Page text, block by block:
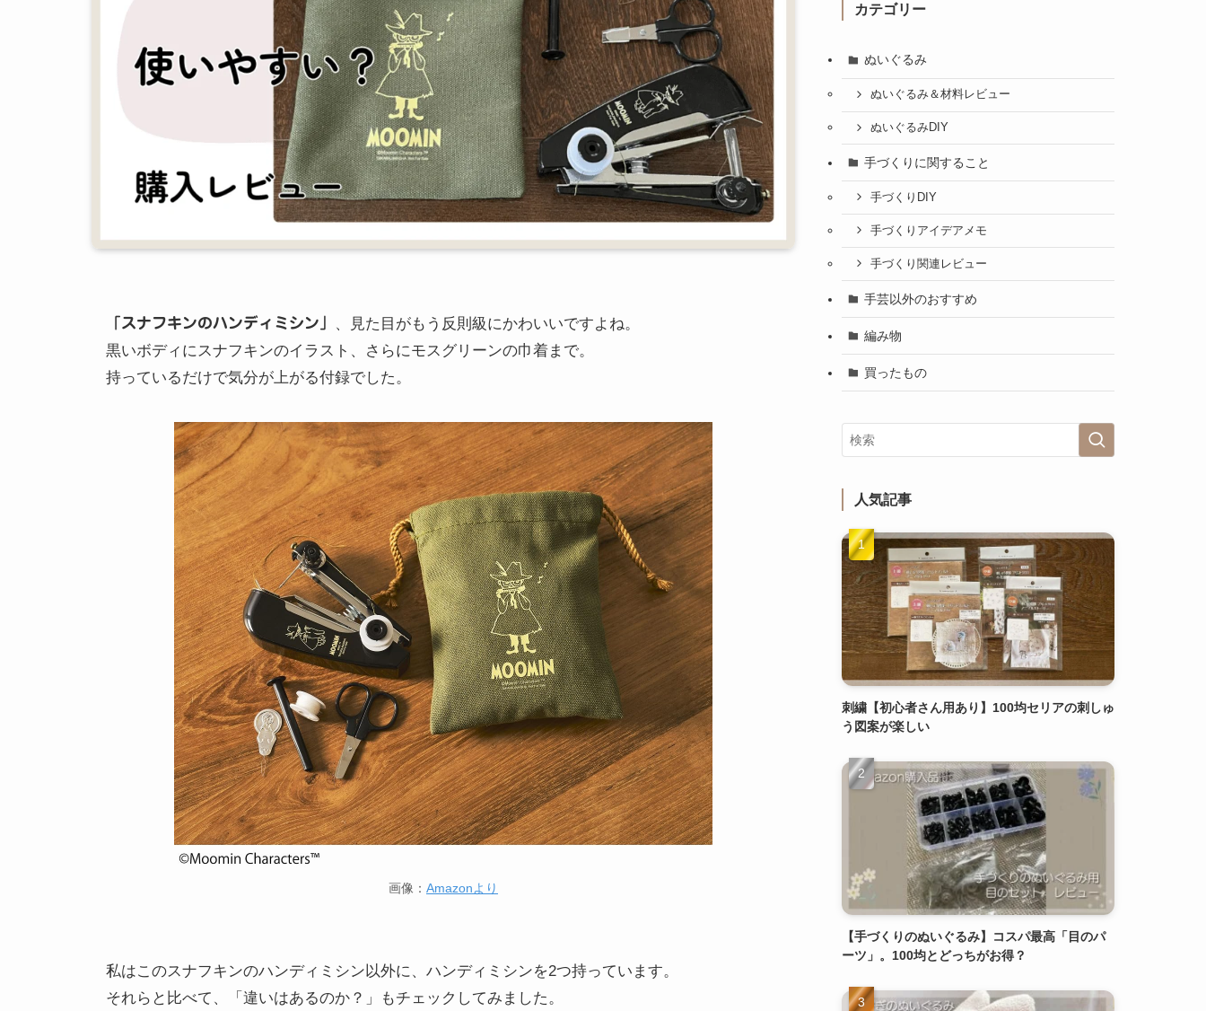
「スナフキンのハンディミシン」
、見た目がもう反則級にかわいいですよね。
黒いボディにスナフキンのイラスト、さらにモスグリーンの巾着まで。
持っているだけで気分が上がる付録でした。
画像： Amazonより
私はこのスナフキンのハンディミシン以外に、ハンディミシンを2つ持っています。
それらと比べて、「違いはあるのか？」もチェックしてみました。
カテゴリー
ぬいぐるみ
ぬいぐるみ＆材料レビュー
ぬいぐるみDIY
手づくりに関すること
手づくりDIY
手づくりアイデアメモ
手づくり関連レビュー
手芸以外のおすすめ
編み物
買ったもの
人気記事
刺繍【初心者さん用あり】100均セリアの刺しゅ
う図案が楽しい
【手づくりのぬいぐるみ】コスパ最高「目のパ
ーツ」。100均とどっちがお得？